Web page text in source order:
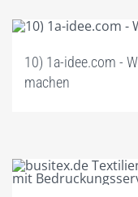
10) 1a-idee.com -
machen